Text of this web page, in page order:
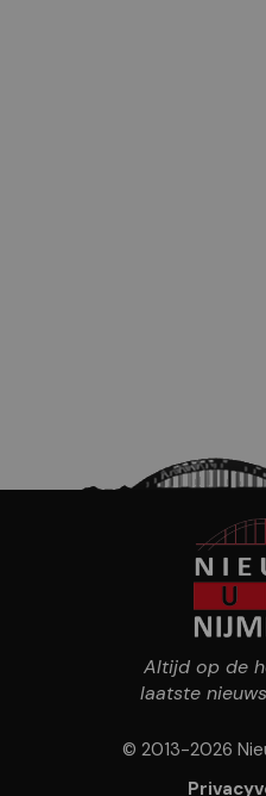
Altijd op de
laatste
© 2013-2026